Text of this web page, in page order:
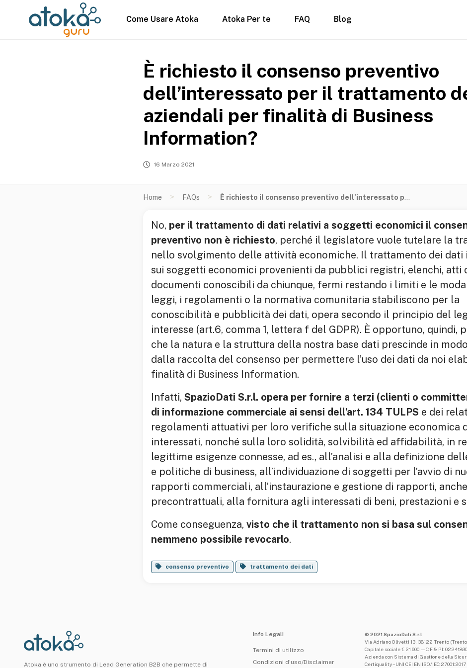
Come Usare Atoka Atoka Per te FAQ Blog
È richiesto il consenso preventivo
dell’interessato per il trattamento
aziendali per finalità di Business
Information?
16 Marzo 2021
Home > FAQs > È richiesto il consenso preventivo dell’interessato per il trattamento dei dati aziendali per finalità di Business Information?
No, per il trattamento di dati relativi a soggetti economici il
preventivo non è richiesto, perché il legislatore vuole tutelare la
nello svolgimento delle attività economiche. Il trattamento dei dati
sui soggetti economici provenienti da pubblici registri, elenchi, atti
documenti conoscibili da chiunque, fermi restando i limiti e le
leggi, i regolamenti o la normativa comunitaria stabiliscono per la
conoscibilità e pubblicità dei dati, opera secondo il principio del
interesse (art.6, comma 1, lettera f del GDPR). È opportuno, quindi,
che la natura e la struttura della nostra base dati prescinde in
dalla raccolta del consenso per permettere l’uso dei dati da noi
finalità di Business Information.
Infatti, SpazioDati S.r.l. opera per fornire a terzi (clienti o
di informazione commerciale ai sensi dell’art. 134 TULPS e dei
regolamenti attuativi per loro verifiche sulla situazione economica
interessati, nonché sulla loro solidità, solvibilità ed affidabilità, in
legittime esigenze connesse, ad es., all’analisi e alla definizione
e politiche di business, all’individuazione di soggetti per l’avvio di
rapporti commerciali, all’instaurazione e gestione di rapporti, anche
precontrattuali, alla fornitura agli interessati di beni, prestazioni e
Come conseguenza, visto che il trattamento non si basa sul
nemmeno possibile revocarlo.
consenso preventivo trattamento dei dati
Atoka è uno strumento di Lead Generation B2B che permette di
Info Legali
Termini di utilizzo
Condizioni d’uso/Disclaimer
© 2021 SpazioDati S.r.l
Via Adriano Olivetti 13, 38122 Trento
Capitale sociale € 21.600 —C.F & P.I:
Azienda con Sistema di Gestione della
Certiquality – UNI CEI EN ISO/IEC 27001:2017